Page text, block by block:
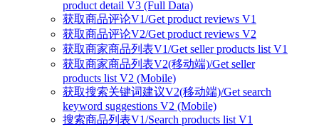
product detail V3 (Full Data)
获取商品评论V1/Get product reviews V1
获取商品评论V2/Get product reviews V2
获取商家商品列表V1/Get seller products list V1
获取商家商品列表V2(移动端)/Get seller
products list V2 (Mobile)
获取搜索关键词建议V2(移动端)/Get search
keyword suggestions V2 (Mobile)
搜索商品列表V1/Search products list V1